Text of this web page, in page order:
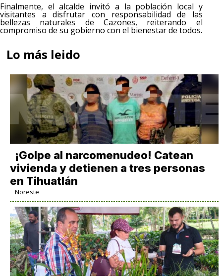
Finalmente, el alcalde invitó a la población local y
visitantes a disfrutar con responsabilidad de las
bellezas naturales de Cazones, reiterando el
compromiso de su gobierno con el bienestar de todos.
Lo más leido
¡Golpe al narcomenudeo! Catean
vivienda y detienen a tres personas
en Tihuatlán
Noreste